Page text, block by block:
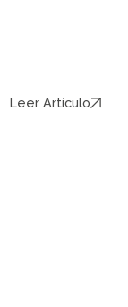
Leer Artículo